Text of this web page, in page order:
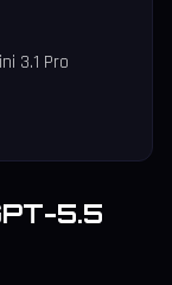
3.1 Pro
5.5